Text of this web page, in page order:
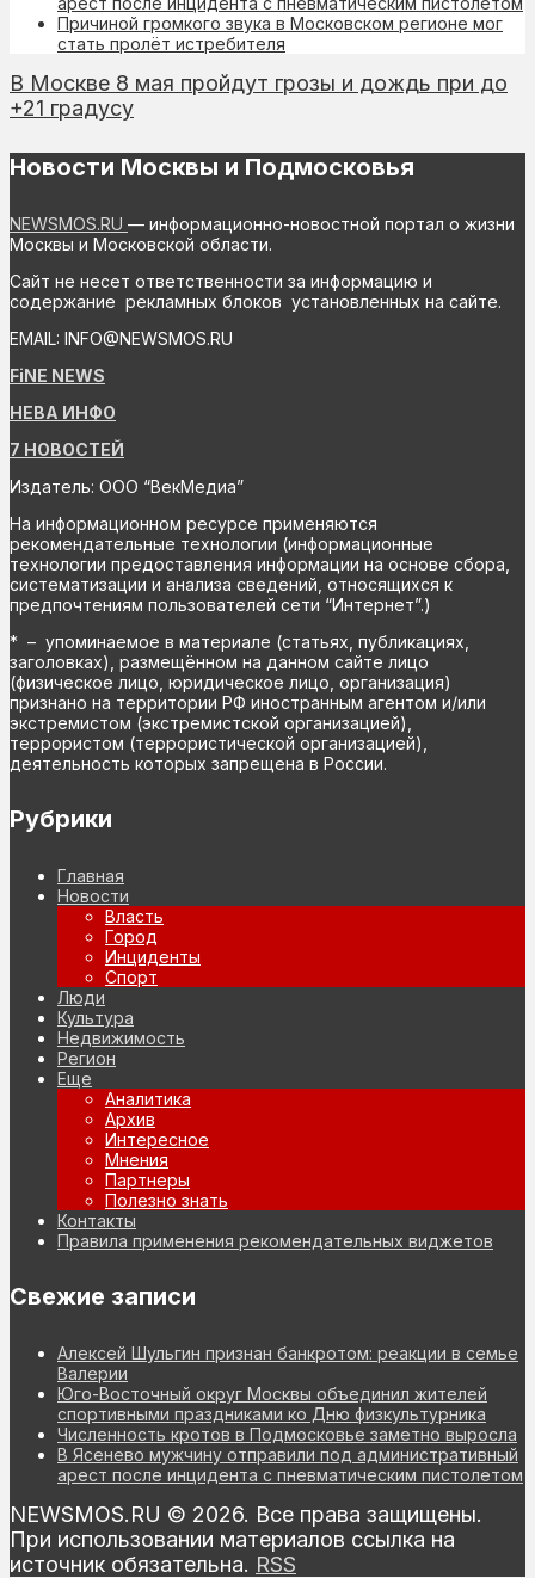
Причиной громкого звука в Московском регионе мог
стать пролёт истребителя
В Москве 8 мая пройдут грозы и дождь при до
+21 градусу
Новости Москвы и Подмосковья
NEWSMOS.RU — информационно-новостной портал о жизни
Москвы и Московской области.
Сайт не несет ответственности за информацию и
содержание рекламных блоков установленных на сайте.
EMAIL: INFO@NEWSMOS.RU
FiNE NEWS
НЕВА ИНФО
7 НОВОСТЕЙ
Издатель: ООО “ВекМедиа”
На информационном ресурсе применяются
рекомендательные технологии (информационные
технологии предоставления информации на основе сбора,
систематизации и анализа сведений, относящихся к
предпочтениям пользователей сети “Интернет”.)
* – упоминаемое в материале (статьях, публикациях,
заголовках), размещённом на данном сайте лицо
(физическое лицо, юридическое лицо, организация)
признано на территории РФ иностранным агентом и/или
экстремистом (экстремистской организацией),
террористом (террористической организацией),
деятельность которых запрещена в России.
Рубрики
Главная
Новости
Власть
Город
Инциденты
Спорт
Люди
Культура
Недвижимость
Регион
Еще
Аналитика
Архив
Интересное
Мнения
Партнеры
Полезно знать
Контакты
Правила применения рекомендательных виджетов
Свежие записи
Алексей Шульгин признан банкротом: реакции в семье
Валерии
Юго-Восточный округ Москвы объединил жителей
спортивными праздниками ко Дню физкультурника
Численность кротов в Подмосковье заметно выросла
В Ясенево мужчину отправили под административный
арест после инцидента с пневматическим пистолетом
NEWSMOS.RU © 2026. Все права защищены.
При использовании материалов ссылка на
источник обязательна. RSS